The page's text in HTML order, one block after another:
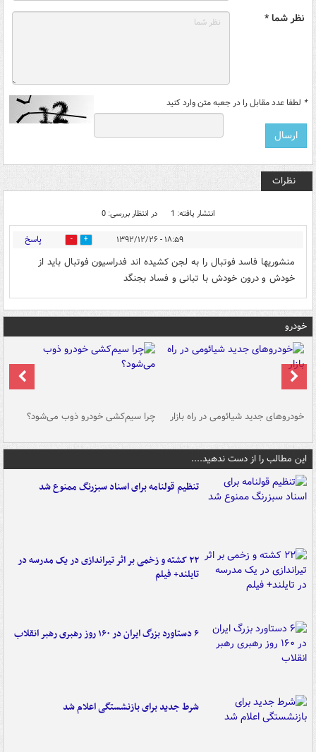
نظر شما *
* لطفا عدد مقابل را در جعبه متن وارد کنید
نظرات
انتشار یافته: 1 در انتظار بررسی: 0
۱۸:۵۹ - ۱۳۹۲/۱۲/۲۶ 0 پاسخ
منشوریها فاسد فوتبال را به لجن کشیده اند فدراسیون فوتبال باید از
خودش و درون خودش با تبانی و فساد بجنگد
خودرو
خودروهای جدید شیائومی در راه بازار چرا سیم‌کشی خودرو ذوب می‌شود؟
این مطالب را از دست ندهید....
تنظیم قولنامه برای اسناد سبزرنگ ممنوع شد
۲۲ کشته و زخمی بر اثر تیراندازی در یک مدرسه در
تایلند+ فیلم
۶ دستاورد بزرگ ایران در ۱۶۰ روز رهبری رهبر انقلاب
شرط جدید برای بازنشستگی اعلام شد